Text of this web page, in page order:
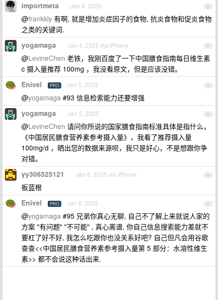
92
importmeta Jan 4, 2025
@frankkly 有啊, 就是增加炎症因子的食物, 抗炎食物和促炎食物
之类的关键词.
93
yogamaga Jan 4, 2025 via iPhone
@LevineChen 老铁，我刚百度了一下中国膳食指南每日维生素
c 摄入量推荐 100mg ，我没看原文，但是应该没错。
94
Enivel PRO Jan 5, 2025
@yogamaga #93 信息检索能力还要增强
95
yogamaga Jan 5, 2025
@LevineChen 请问你所说的国家膳食指南标准具体是指什么，
《中国居民膳食营养素参考摄入量》，我看了推荐摄入量
100mg/d ，晒出您的数据来源呗，我只是好心，不是想跟你争
对错。
96
yy306525121 Jan 6, 2025 via iPhone
板蓝根
97
Enivel PRO Jan 6, 2025
@yogamaga #95 兄弟你真心无聊, 自己不了解上来就说人家的
方案 "有问题" "不可能" , 真心离谱, 你自己信息搜索能力差就不
要杠了好不好, 我怎么吃跟你也没关系好吧? 自己但凡会用谷歌
查查<<中国居民膳食营养素参考摄入量第 5 部分：水溶性维生
素>> 都不会说这种话出来.